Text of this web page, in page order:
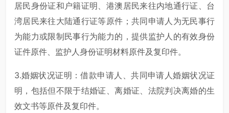
居民身份证和户籍证明、港澳居民来往内地通行证、台
湾居民来往大陆通行证等原件；共同申请人为无民事行
为能力或限制民事行为能力的，提供监护人的有效身份
证件原件、监护人身份证明材料原件及复印件。
3.婚姻状况证明：借款申请人、共同申请人婚姻状况证
明，包括但不限于结婚证、离婚证、法院判决离婚的生
效文书等原件及复印件。